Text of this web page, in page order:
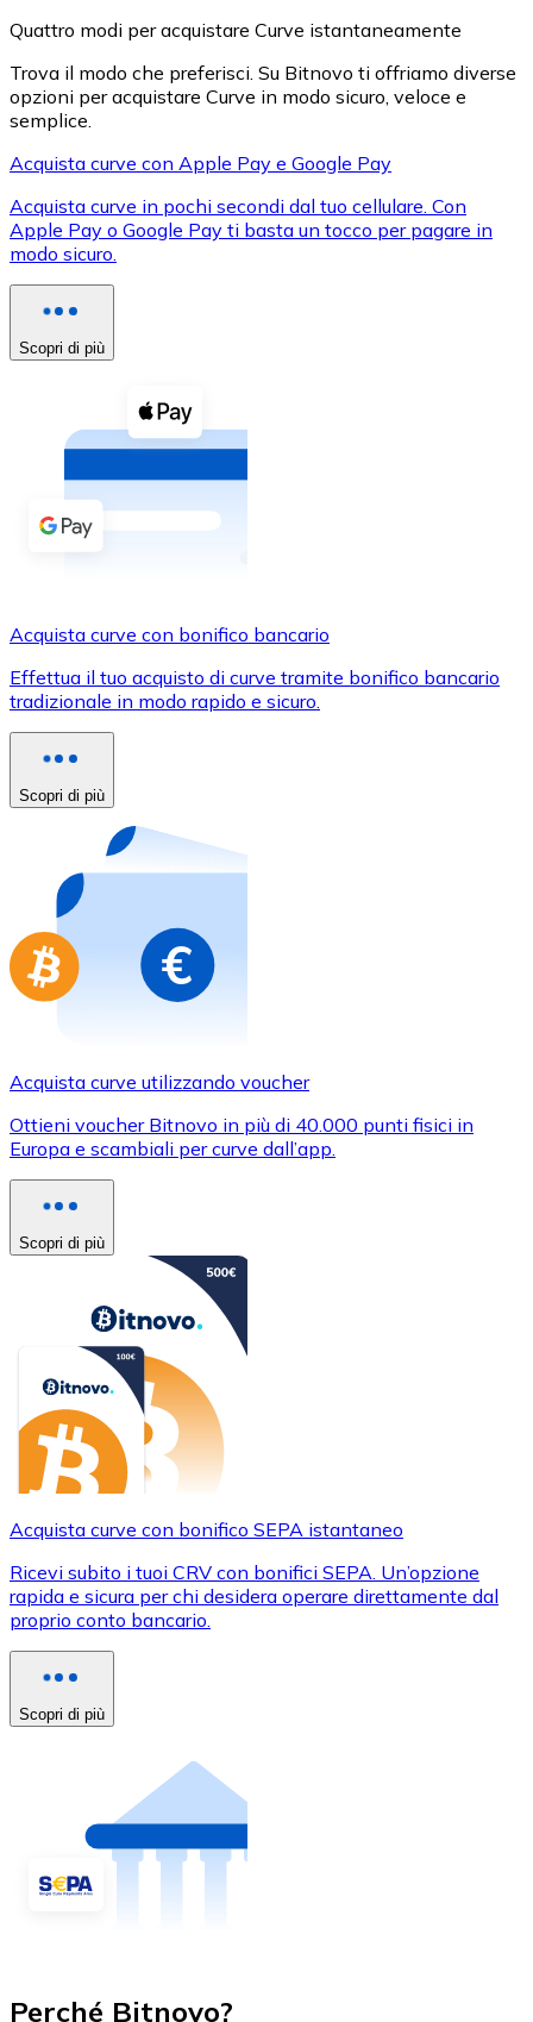
XRP
XRP
Vedi tutto
Acquista criptovalute in contanti e altri mezzi di
Acquista con contanti
Bonifico SEPA
Carta di credito / debito
Usa le carte Visa e Mastercard per acquistare
Acquista con carta
Acquista gift card dei tuoi marchi preferiti con
Vai al negozio di carte regalo
Quattro modi per acquistare Curve istantaneamente
Trova il modo che preferisci. Su Bitnovo ti offriamo diverse
opzioni per acquistare Curve in modo sicuro, veloce e
semplice.
Acquista curve con Apple Pay e Google Pay
Acquista curve in pochi secondi dal tuo cellulare. Con
Apple Pay o Google Pay ti basta un tocco per pagare in
modo sicuro.
Scopri di più
Acquista curve con bonifico bancario
Effettua il tuo acquisto di curve tramite bonifico bancario
tradizionale in modo rapido e sicuro.
Scopri di più
Acquista curve utilizzando voucher
Ottieni voucher Bitnovo in più di 40.000 punti fisici in
Europa e scambiali per curve dall’app.
Scopri di più
Acquista curve con bonifico SEPA istantaneo
Ricevi subito i tuoi CRV con bonifici SEPA. Un’opzione
rapida e sicura per chi desidera operare direttamente dal
proprio conto bancario.
Scopri di più
Perché Bitnovo?